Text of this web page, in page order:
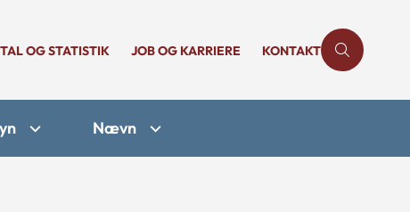
TAL OG STATISTIK JOB OG KARRIERE KONTAKT
Nævn